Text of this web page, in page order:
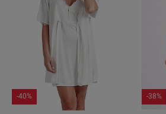
-40% -38%